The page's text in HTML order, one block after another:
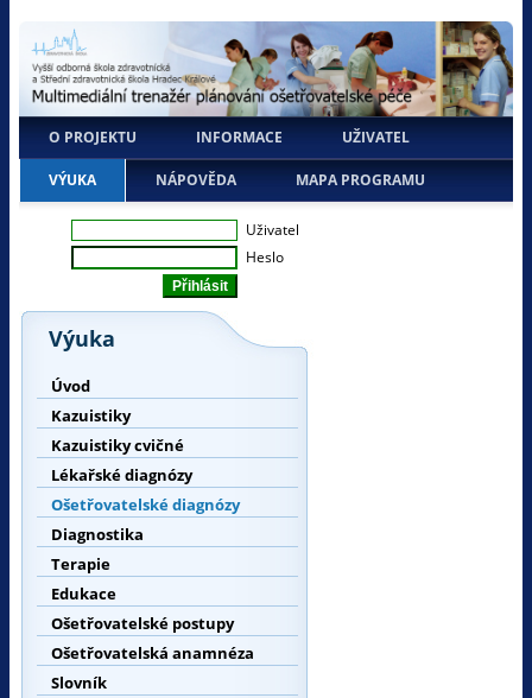
O PROJEKTU INFORMACE UŽIVATEL
VÝUKA NÁPOVĚDA MAPA PROGRAMU
Uživatel
Heslo
Výuka
Úvod
Kazuistiky
Kazuistiky cvičné
Lékařské diagnózy
Ošetřovatelské diagnózy
Diagnostika
Terapie
Edukace
Ošetřovatelské postupy
Ošetřovatelská anamnéza
Slovník